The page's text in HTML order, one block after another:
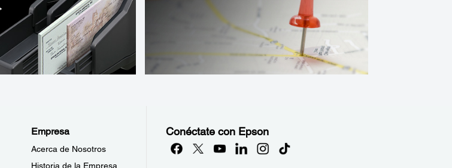
Empresa
Acerca de Nosotros
Historia de la Empresa
Conéctate con Epson